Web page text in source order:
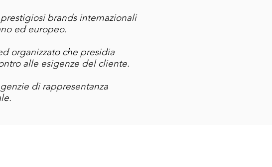
brands internazionali
ed europeo.
organizzato che presidia
alle esigenze del cliente.
di rappresentanza